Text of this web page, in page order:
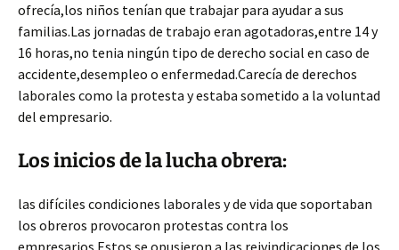
ofrecía,los niños tenían que trabajar para ayudar a sus
familias.Las jornadas de trabajo eran agotadoras,entre 14 y
16 horas,no tenia ningún tipo de derecho social en caso de
accidente,desempleo o enfermedad.Carecía de derechos
laborales como la protesta y estaba sometido a la voluntad
del empresario.
Los inicios de la lucha obrera:
las difíciles condiciones laborales y de vida que soportaban
los obreros provocaron protestas contra los
empresarios.Estos se opusieron a las reivindicaciones de los